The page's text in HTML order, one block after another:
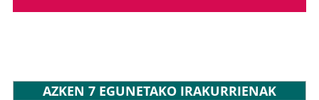
AZKEN 7 EGUNETAKO IRAKURRIENAK